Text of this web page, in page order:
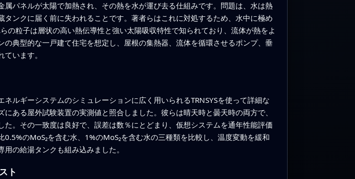
パネルが太陽で加熱され、その熱を水が運び去る仕組みです。問題は、水は熱
ンクに届く前に失われることです。著者らはこれに対処するため、水中に極め
の粒子は層状の高い熱伝導性と強い太陽吸収特性で知られており、流体が熱をよ
典型的な一戸建て住宅を想定し、屋根の集熱器、流体を循環させるポンプ、垂
います。
ルギーシステムのシミュレーションに広く用いられるTRNSYSを使って詳細な
ある屋外試験装置の実測値と照合しました。彼らは晴天時と曇天時の両方で、
。その一致度は良好で、誤差は数％にとどまり、仮想システムを通年性能評価
のMoS₂を含む水、1%のMoS₂を含む水の三種類を比較し、温度変動を緩和
の給湯タンクも組み込みました。
ト